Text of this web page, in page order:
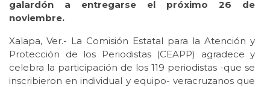
galardón a entregarse el próximo 26 de
noviembre.
Xalapa, Ver.- La Comisión Estatal para la Atención y
Protección de los Periodistas (CEAPP) agradece y
celebra la participación de los 119 periodistas -que se
inscribieron en individual y equipo- veracruzanos que